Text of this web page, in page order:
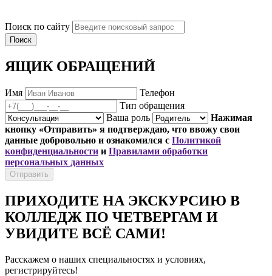
Поиск по сайту
ЯЩИК ОБРАЩЕНИЙ
Имя
Телефон
Тип обращения
Ваша роль
Нажимая
кнопку «Отправить» я подтверждаю, что ввожу свои
данные добровольно и ознакомился с Политикой
конфиденциальности и Правилами обработки
персональных данных
ПРИХОДИТЕ НА ЭКСКУРСИЮ В
КОЛЛЕДЖ ПО ЧЕТВЕРГАМ И
УВИДИТЕ ВСЁ САМИ!
Расскажем о наших специальностях и условиях,
регистрируйтесь!